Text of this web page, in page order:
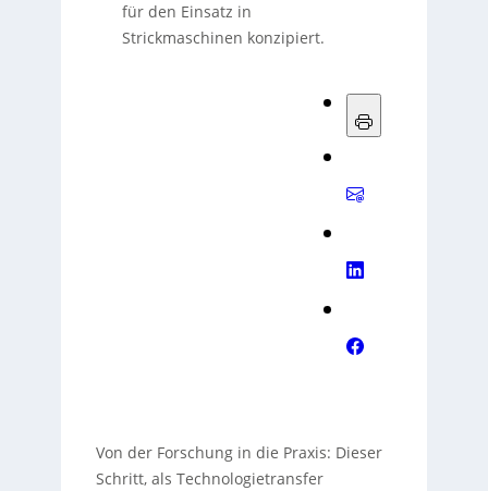
für den Einsatz in
Strickmaschinen konzipiert.
Von der Forschung in die Praxis: Dieser
Schritt, als Technologietransfer